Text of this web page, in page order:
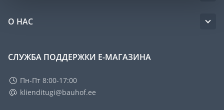
О НАС
СЛУЖБА ПОДДЕРЖКИ Е-МАГАЗИНА
Пн-Пт 8:00-17:00
klienditugi@bauhof.ee